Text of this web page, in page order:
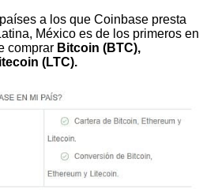
a los que Coinbase presta
México es de los primeros en
comprar Bitcoin (BTC),
(LTC).